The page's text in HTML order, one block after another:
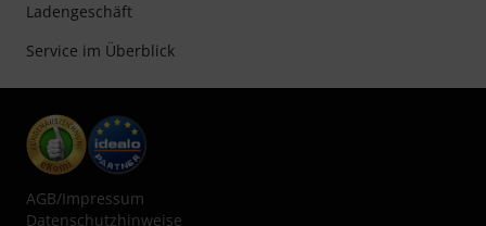
Ladengeschäft
Service im Überblick
AGB/Impressum
Datenschutzhinweise